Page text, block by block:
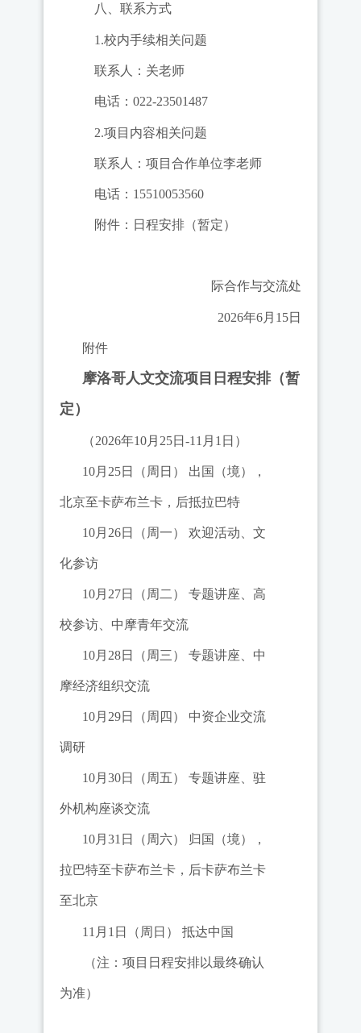
八、联系方式
1.校内手续相关问题
联系人： 关老师
电话：022-23501487
2.项目内容相关问题
联系人：项目合作单位李老师
电话： 15510053560
附件：日程安排（暂定）
际合作与交流处
2026年6月 1 5日
附件
摩洛哥人文交流项目日程安排（暂
定）
（2026年10月25日-11月1日）
10月25日（周日） 出国（境），
北京至卡萨布兰卡，后抵拉巴特
10月26日（周一） 欢迎活动、文
化参访
10月27日（周二） 专题讲座 、高
校参访、中摩青年交流
10月28日（周三） 专题讲座 、中
摩经济组织交流
10月29日（周四） 中资企业交流
调研
10月30日（周五） 专题讲座 、驻
外机构座谈交流
10月31日（周六） 归国（境），
拉巴特至卡萨布兰卡， 后卡萨布兰卡
至北京
11 月 1日（周日） 抵达中国
（注：项目日程安排以最终确认
为准）